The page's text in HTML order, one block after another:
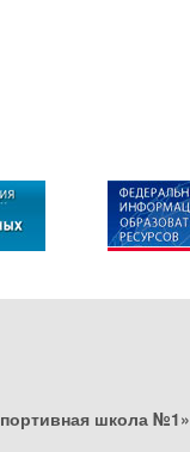
школа №1»